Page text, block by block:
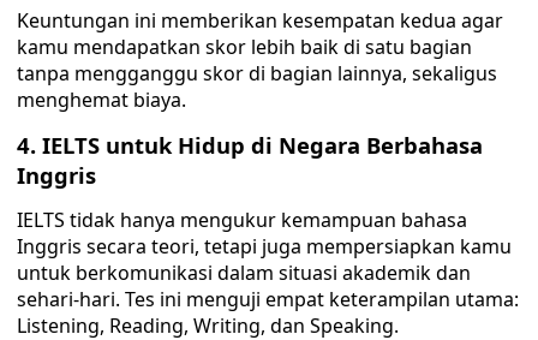
Keuntungan ini memberikan kesempatan kedua agar
kamu mendapatkan skor lebih baik di satu bagian
tanpa mengganggu skor di bagian lainnya, sekaligus
menghemat biaya.
4. IELTS untuk Hidup di Negara Berbahasa
Inggris
IELTS tidak hanya mengukur kemampuan bahasa
Inggris secara teori, tetapi juga mempersiapkan kamu
untuk berkomunikasi dalam situasi akademik dan
sehari-hari. Tes ini menguji empat keterampilan utama:
Listening, Reading, Writing, dan Speaking.